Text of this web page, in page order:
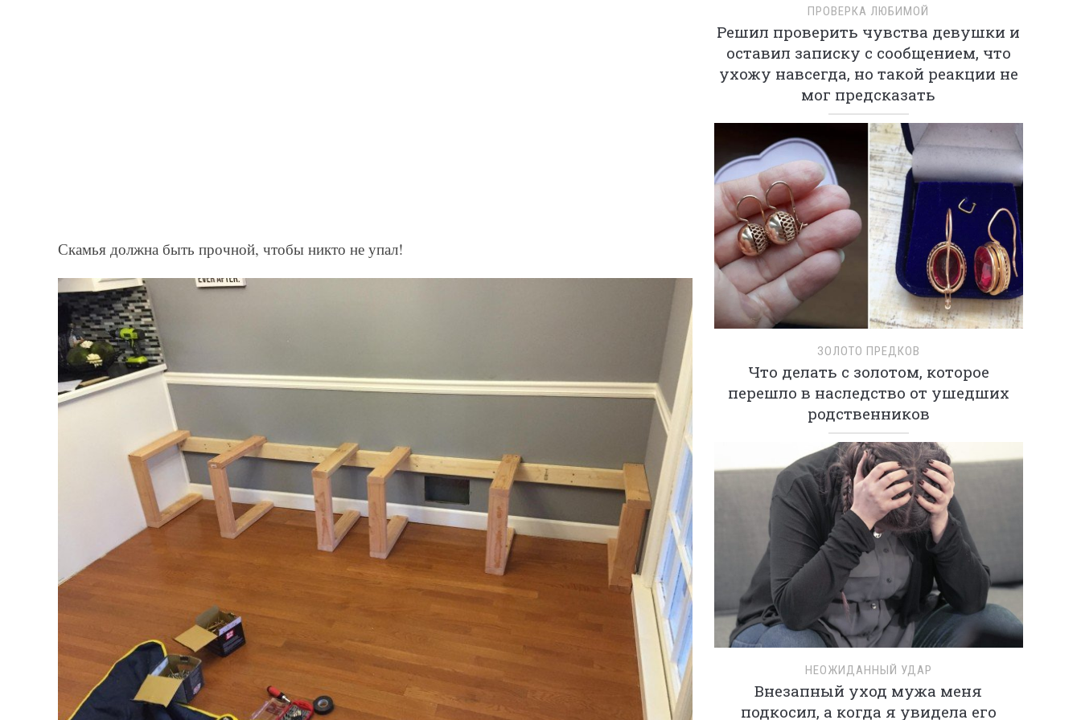
Скамья должна быть прочной, чтобы никто не упал!
ПРОВЕРКА ЛЮБИМОЙ
Решил проверить чувства девушки и
оставил записку с сообщением, что
ухожу навсегда, но такой реакции не
мог предсказать
ЗОЛОТО ПРЕДКОВ
Что делать с золотом, которое
перешло в наследство от ушедших
родственников
НЕОЖИДАННЫЙ УДАР
Внезапный уход мужа меня
подкосил, а когда я увидела его